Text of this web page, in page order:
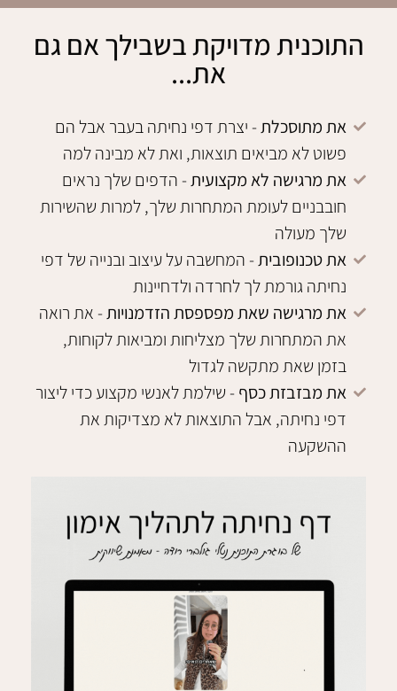
התוכנית מדויקת בשבילך אם גם
את...
את מתוסכלת- יצרת דפי נחיתה בעבר אבל הם
פשוט לא מביאים תוצאות, ואת לא מבינה למה
את מרגישה לא מקצועית- הדפים שלך נראים
חובבניים לעומת המתחרות שלך, למרות שהשירות
שלך מעולה
את טכנופובית- המחשבה על עיצוב ובנייה של דפי
נחיתה גורמת לך לחרדה ולדחיינות
את מרגישה שאת מפספסת הזדמנויות- את רואה
את המתחרות שלך מצליחות ומביאות לקוחות,
בזמן שאת מתקשה לגדול
את מבזבזת כסף- שילמת לאנשי מקצוע כדי ליצור
דפי נחיתה, אבל התוצאות לא מצדיקות את
ההשקעה